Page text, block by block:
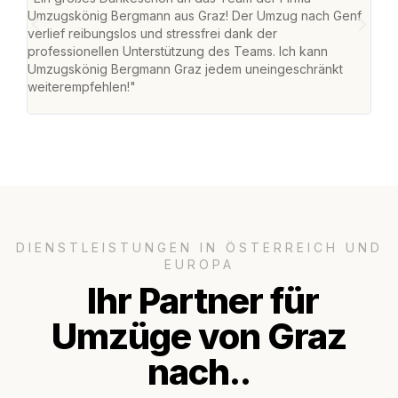
Umzugskönig Bergmann aus Graz! Der Umzug nach Genf
verlief reibungslos und stressfrei dank der
professionellen Unterstützung des Teams. Ich kann
Umzugskönig Bergmann Graz jedem uneingeschränkt
weiterempfehlen!"
DIENSTLEISTUNGEN IN ÖSTERREICH UND
EUROPA
Ihr Partner für
Umzüge von Graz
nach..